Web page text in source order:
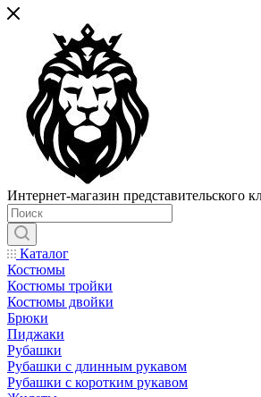
Интернет-магазин представительского
Каталог
Костюмы
Костюмы тройки
Костюмы двойки
Брюки
Пиджаки
Рубашки
Рубашки с длинным рукавом
Рубашки с коротким рукавом